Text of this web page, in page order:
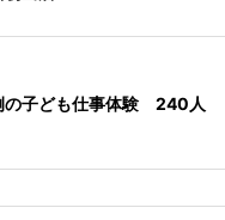
の子ども仕事体験 240人